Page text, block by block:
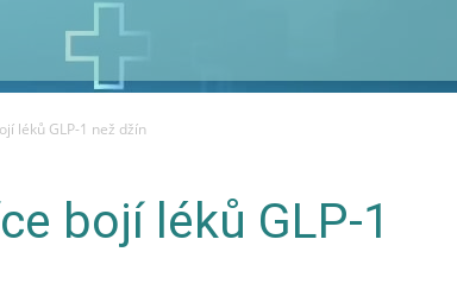
léků GLP-1 než džín
bojí léků GLP-1